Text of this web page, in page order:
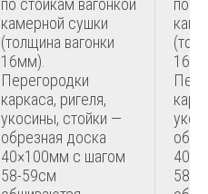
по стойкам вагонкой
камерной сушки
(толщина вагонки
16мм).
Перегородки
каркаса, ригеля,
укосины, стойки —
обрезная доска
40×100мм с шагом
58-59см
по
58-